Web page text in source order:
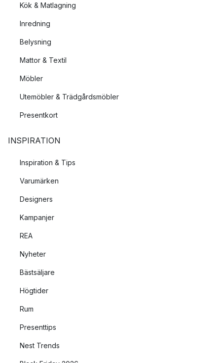
Kök & Matlagning
Inredning
Belysning
Mattor & Textil
Möbler
Utemöbler & Trädgårdsmöbler
Presentkort
INSPIRATION
Inspiration & Tips
Varumärken
Designers
Kampanjer
REA
Nyheter
Bästsäljare
Högtider
Rum
Presenttips
Nest Trends